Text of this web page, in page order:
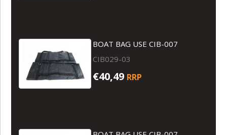
BOAT BAG USE CIB-007
CIB029-03
€40,49 RRP